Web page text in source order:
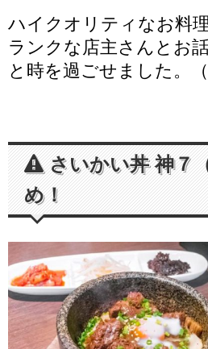
ハイクオリティなお料
ランクな店主さんとお
と時を過ごせました。（
さいかい丼 神７
め！